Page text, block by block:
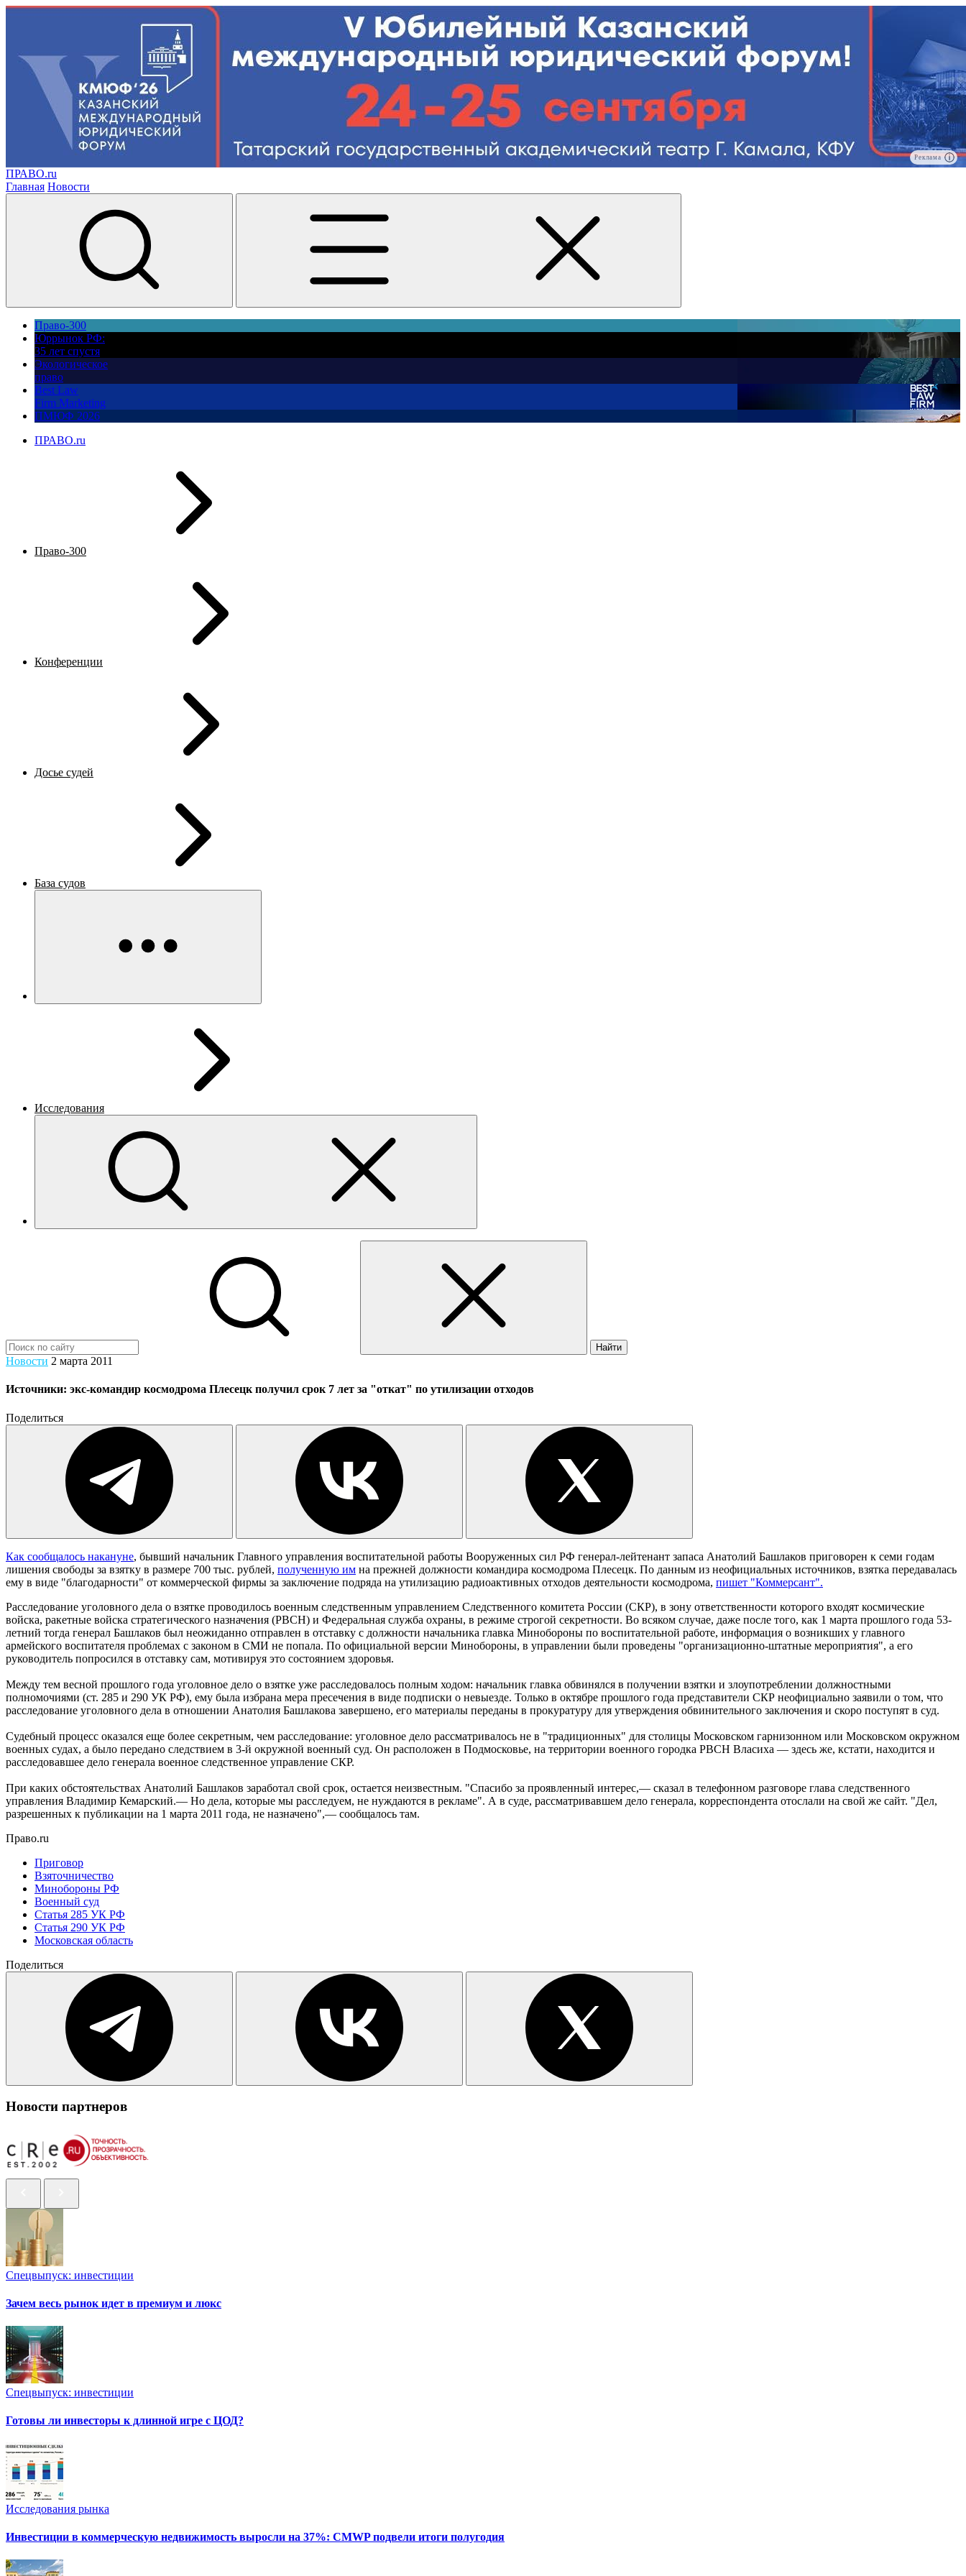
Реклама
ПРАВО.ru
Главная Новости
Право-300
Юррынок РФ:
35 лет спустя
Экологическое
право
Best Law
Firm Marketing
ПМЮФ 2026
ПРАВО.ru
Право-300
Конференции
Досье судей
База судов
Исследования
Найти
Новости 2 марта 2011
Источники: экс-командир космодрома Плесецк получил срок 7 лет за "откат" по утилизации отходов
Поделиться
Как сообщалось накануне, бывший начальник Главного управления воспитательной работы Вооруженных сил РФ генерал-лейтенант запаса Анатолий Башлаков приговорен к семи годам
лишения свободы за взятку в размере 700 тыс. рублей, полученную им на прежней должности командира космодрома Плесецк. По данным из неофициальных источников, взятка передавалась
ему в виде "благодарности" от коммерческой фирмы за заключение подряда на утилизацию радиоактивных отходов деятельности космодрома, пишет "Коммерсант".
Расследование уголовного дела о взятке проводилось военным следственным управлением Следственного комитета России (СКР), в зону ответственности которого входят космические
войска, ракетные войска стратегического назначения (РВСН) и Федеральная служба охраны, в режиме строгой секретности. Во всяком случае, даже после того, как 1 марта прошлого года 53-
летний тогда генерал Башлаков был неожиданно отправлен в отставку с должности начальника главка Минобороны по воспитательной работе, информация о возникших у главного
армейского воспитателя проблемах с законом в СМИ не попала. По официальной версии Минобороны, в управлении были проведены "организационно-штатные мероприятия", а его
руководитель попросился в отставку сам, мотивируя это состоянием здоровья.
Между тем весной прошлого года уголовное дело о взятке уже расследовалось полным ходом: начальник главка обвинялся в получении взятки и злоупотреблении должностными
полномочиями (ст. 285 и 290 УК РФ), ему была избрана мера пресечения в виде подписки о невыезде. Только в октябре прошлого года представители СКР неофициально заявили о том, что
расследование уголовного дела в отношении Анатолия Башлакова завершено, его материалы переданы в прокуратуру для утверждения обвинительного заключения и скоро поступят в суд.
Судебный процесс оказался еще более секретным, чем расследование: уголовное дело рассматривалось не в "традиционных" для столицы Московском гарнизонном или Московском окружном
военных судах, а было передано следствием в 3-й окружной военный суд. Он расположен в Подмосковье, на территории военного городка РВСН Власиха — здесь же, кстати, находится и
расследовавшее дело генерала военное следственное управление СКР.
При каких обстоятельствах Анатолий Башлаков заработал свой срок, остается неизвестным. "Спасибо за проявленный интерес,— сказал в телефонном разговоре глава следственного
управления Владимир Кемарский.— Но дела, которые мы расследуем, не нуждаются в рекламе". А в суде, рассматривавшем дело генерала, корреспондента отослали на свой же сайт. "Дел,
разрешенных к публикации на 1 марта 2011 года, не назначено",— сообщалось там.
Право.ru
Приговор
Взяточничество
Минобороны РФ
Военный суд
Статья 285 УК РФ
Статья 290 УК РФ
Московская область
Поделиться
Новости партнеров
Спецвыпуск: инвестиции
Зачем весь рынок идет в премиум и люкс
Спецвыпуск: инвестиции
Готовы ли инвесторы к длинной игре с ЦОД?
Исследования рынка
Инвестиции в коммерческую недвижимость выросли на 37%: CMWP подвели итоги полугодия